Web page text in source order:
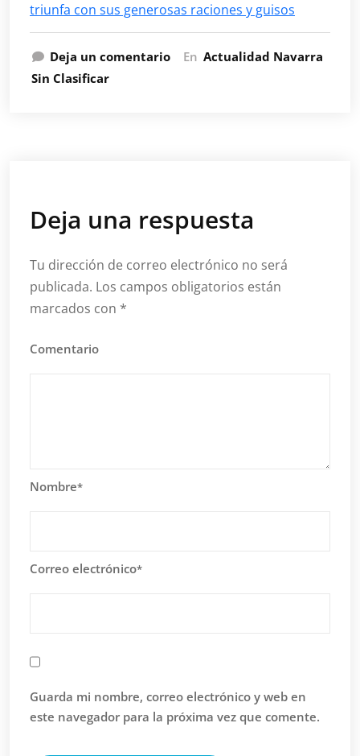
triunfa con sus generosas raciones y guisos
Deja un comentario En Actualidad Navarra
Sin Clasificar
Deja una respuesta
Tu dirección de correo electrónico no será
publicada. Los campos obligatorios están
marcados con *
Comentario
Nombre*
Correo electrónico*
Guarda mi nombre, correo electrónico y web en
este navegador para la próxima vez que comente.